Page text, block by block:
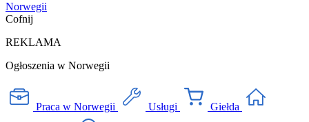
Norwegii
Cofnij
REKLAMA
Ogłoszenia w Norwegii
Praca w Norwegii Usługi Giełda